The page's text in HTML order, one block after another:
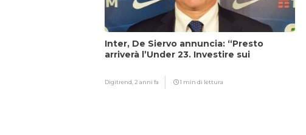
Inter, De Siervo annuncia: “Presto
arriverà l’Under 23. Investire sui
Digitrend,2 anni fa 1 min di lettura